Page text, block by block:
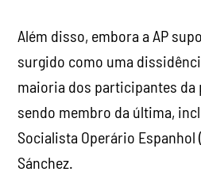
Além disso, embora a AP
surgido como uma
maioria dos participantes
sendo membro da última,
Socialista Operário Espanhol
Sánchez.